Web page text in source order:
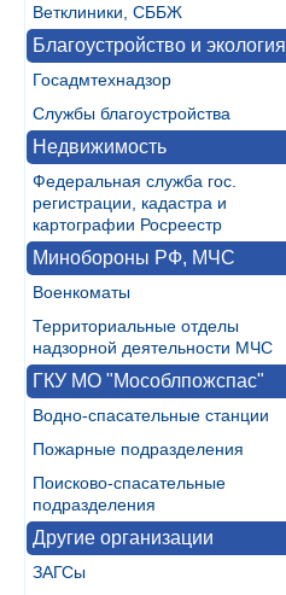
Ветклиники, СББЖ
Благоустройство и экология
Госадмтехнадзор
Службы благоустройства
Недвижимость
Федеральная служба гос.
регистрации, кадастра и
картографии Росреестр
Минобороны РФ, МЧС
Военкоматы
Территориальные отделы
надзорной деятельности МЧС
ГКУ МО "Мособлпожспас"
Водно-спасательные станции
Пожарные подразделения
Поисково-спасательные
подразделения
Другие организации
ЗАГСы